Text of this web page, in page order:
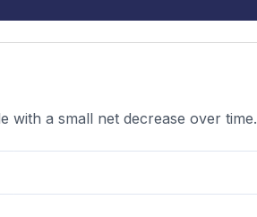
a small net decrease over time.